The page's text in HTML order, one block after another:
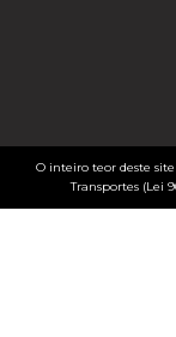
O inteiro teor deste
Transportes (Lei